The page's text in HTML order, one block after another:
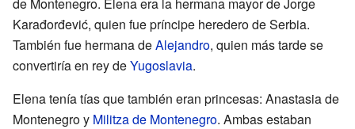
Karađorđević, quien fue príncipe heredero de Serbia.
También fue hermana deAlejandro, quien más tarde se
convertiría en rey deYugoslavia.
Elena tenía tías que también eran princesas: Anastasia de
Montenegro y Militza de Montenegro. Ambas estaban